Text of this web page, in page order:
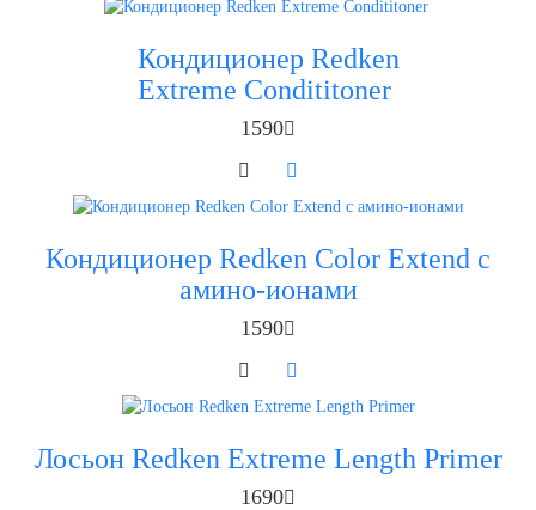
Кондиционер Redken
Extreme Condititoner
1590
Кондиционер Redken Color Extend с
амино-ионами
1590
Лосьон Redken Extreme Length Primer
1690